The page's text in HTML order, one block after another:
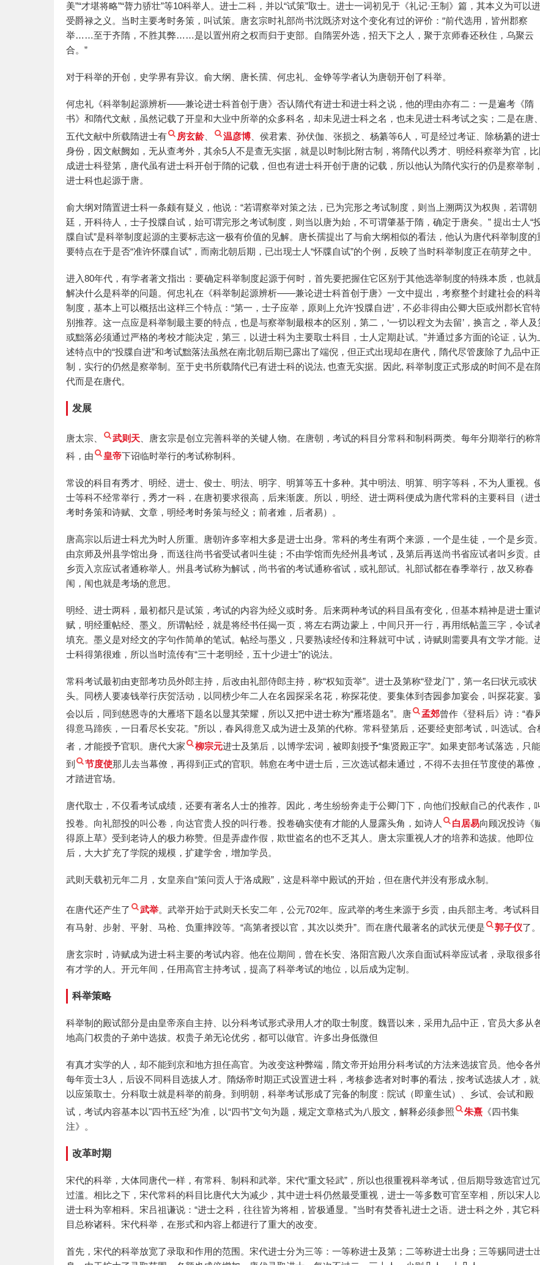
美”“才堪将略”“膂力骄壮”等10科举人。进士二科，并以“试策”取士。进士一词初见于《礼记·王制》篇，其本义为可以进
受爵禄之义。当时主要考时务策，叫试策。唐玄宗时礼部尚书沈既济对这个变化有过的评价：“前代选用，皆州郡察
举……至于齐隋，不胜其弊……是以置州府之权而归于吏部。自隋罢外选，招天下之人，聚于京师春还秋住，乌聚云
合。”
对于科举的开创，史学界有异议。俞大纲、唐长孺、何忠礼、金铮等学者认为唐朝开创了科举。
何忠礼《科举制起源辨析——兼论进士科首创于唐》否认隋代有进士和进士科之说，他的理由亦有二：一是遍考《隋
书》和隋代文献，虽然记载了开皇和大业中所举的众多科名，却未见进士科之名，也未见进士科考试之实；二是在唐、
五代文献中所载隋进士有
房玄龄 温彦博 、侯君素、孙伏伽、张损之、杨纂等6人，可是经过考证、除杨纂的进士
身份，因文献阙如，无从查考外，其余5人不是查无实据，就是以时制比附古制，将隋代以秀才、明经科察举为官，
成进士科登第，唐代虽有进士科开创于隋的记载，但也有进士科开创于唐的记载，所以他认为隋代实行的仍是察举制，
进士科也起源于唐。
俞大纲对隋置进士科一条颇有疑义，他说：“若谓察举对策之法，已为完形之考试制度，则当上溯两汉为权舆，若谓朝
廷，开科待人，士子投牒自试，始可谓完形之考试制度，则当以唐为始，不可谓肇基于隋，确定于唐矣。” 提出士人“
牒自试”是科举制度起源的主要标志这一极有价值的见解。唐长孺提出了与俞大纲相似的看法，他认为唐代科举制度的
要特点在于是否“准许怀牒自试”，而南北朝后期，已出现士人“怀牒自试”的个例，反映了当时科举制度正在萌芽之中。
进入80年代，有学者著文指出：要确定科举制度起源于何时，首先要把握住它区别于其他选举制度的特殊本质，也就
解决什么是科举的问题。何忠礼在《科举制起源辨析——兼论进士科首创于唐》一文中提出，考察整个封建社会的科
制度，基本上可以概括出这样三个特点：“第一，士子应举，原则上允许‘投牒自进’，不必非得由公卿大臣或州郡长官特
别推荐。这一点应是科举制最主要的特点，也是与察举制最根本的区别，第二，‘一切以程文为去留’，换言之，举人及
或黜落必须通过严格的考校才能决定，第三，以进士科为主要取士科目，士人定期赴试。”并通过多方面的论证，认为
述特点中的“投牒自进”和考试黜落法虽然在南北朝后期已露出了端倪，但正式出现却在唐代，隋代尽管废除了九品中正
制，实行的仍然是察举制。至于史书所载隋代已有进士科的说法, 也查无实据。因此, 科举制度正式形成的时间不是在
代而是在唐代。
发展
唐太宗、 武则天 、唐玄宗是创立完善科举的关键人物。在唐朝，考试的科目分常科和制科两类。每年分期举行的称
科，由
皇帝下诏临时举行的考试称制科。
常设的科目有秀才、明经、进士、俊士、明法、明字、明算等五十多种。其中明法、明算、明字等科，不为人重视。
士等科不经常举行，秀才一科，在唐初要求很高，后来渐废。所以，明经、进士两科便成为唐代常科的主要科目（进
考时务策和诗赋、文章，明经考时务策与经义；前者难，后者易）。
唐高宗以后进士科尤为时人所重。唐朝许多宰相大多是进士出身。常科的考生有两个来源，一个是生徒，一个是乡贡。
由京师及州县学馆出身，而送往尚书省受试者叫生徒；不由学馆而先经州县考试，及第后再送尚书省应试者叫乡贡。
乡贡入京应试者通称举人。州县考试称为解试，尚书省的考试通称省试，或礼部试。礼部试都在春季举行，故又称春
闱，闱也就是考场的意思。
明经、进士两科，最初都只是试策，考试的内容为经义或时务。后来两种考试的科目虽有变化，但基本精神是进士重
赋，明经重帖经、墨义。所谓帖经，就是将经书任揭一页，将左右两边蒙上，中间只开一行，再用纸帖盖三字，令试
填充。墨义是对经文的字句作简单的笔试。帖经与墨义，只要熟读经传和注释就可中试，诗赋则需要具有文学才能。
士科得第很难，所以当时流传有“三十老明经，五十少进士”的说法。
常科考试最初由吏部考功员外郎主持，后改由礼部侍郎主持，称“权知贡举”。进士及第称“登龙门”，第一名曰状元或状
头。同榜人要凑钱举行庆贺活动，以同榜少年二人在名园探采名花，称探花使。要集体到杏园参加宴会，叫探花宴。
会以后，同到慈恩寺的大雁塔下题名以显其荣耀，所以又把中进士称为“雁塔题名”。唐
孟郊曾作《登科后》诗：“春
得意马蹄疾，一日看尽长安花。”所以，春风得意又成为进士及第的代称。常科登第后，还要经吏部考试，叫选试。合
者，才能授予官职。唐代大家
柳宗元进士及第后，以博学宏词，被即刻授予“集贤殿正字”。如果吏部考试落选，只能
到
节度使那儿去当幕僚，再得到正式的官职。韩愈在考中进士后，三次选试都未通过，不得不去担任节度使的幕僚，
才踏进官场。
唐代取士，不仅看考试成绩，还要有著名人士的推荐。因此，考生纷纷奔走于公卿门下，向他们投献自己的代表作，
投卷。向礼部投的叫公卷，向达官贵人投的叫行卷。投卷确实使有才能的人显露头角，如诗人
白居易向顾况投诗《
得原上草》受到老诗人的极力称赞。但是弄虚作假，欺世盗名的也不乏其人。唐太宗重视人才的培养和选拔。他即位
后，大大扩充了学院的规模，扩建学舍，增加学员。
武则天载初元年二月，女皇亲自“策问贡人于洛成殿”，这是科举中殿试的开始，但在唐代并没有形成永制。
在唐代还产生了 武举。武举开始于武则天长安二年，公元702年。应武举的考生来源于乡贡，由兵部主考。考试科目
有马射、步射、平射、马枪、负重摔跤等。“高第者授以官，其次以类升”。而在唐代最著名的武状元便是
郭子仪了。
唐玄宗时，诗赋成为进士科主要的考试内容。他在位期间，曾在长安、洛阳宫殿八次亲自面试科举应试者，录取很多
有才学的人。开元年间，任用高官主持考试，提高了科举考试的地位，以后成为定制。
科举策略
科举制的殿试部分是由皇帝亲自主持、以分科考试形式录用人才的取士制度。魏晋以来，采用九品中正，官员大多从
地高门权贵的子弟中选拔。权贵子弟无论优劣，都可以做官。许多出身低微但
有真才实学的人，却不能到京和地方担任高官。为改变这种弊端，隋文帝开始用分科考试的方法来选拔官员。他令各
每年贡士3人，后设不同科目选拔人才。隋炀帝时期正式设置进士科，考核参选者对时事的看法，按考试选拔人才，就
以应策取士。分科取士就是科举的前身。到明朝，科举考试形成了完备的制度：院试（即童生试）、乡试、会试和殿
试，考试内容基本以"四书五经"为准，以“四书”文句为题，规定文章格式为八股文，解释必须参照
朱熹 《四书集
注》。
改革时期
宋代的科举，大体同唐代一样，有常科、制科和武举。宋代“重文轻武”，所以也很重视科举考试，但后期导致选官过冗
过滥。相比之下，宋代常科的科目比唐代大为减少，其中进士科仍然最受重视，进士一等多数可官至宰相，所以宋人
进士科为宰相科。宋吕祖谦说：“进士之科，往往皆为将相，皆极通显。”当时有焚香礼进士之语。进士科之外，其它科
目总称诸科。宋代科举，在形式和内容上都进行了重大的改变。
首先，宋代的科举放宽了录取和作用的范围。宋代进士分为三等：一等称进士及第；二等称进士出身；三等赐同进士